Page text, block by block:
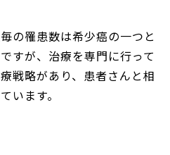
の罹患数は希少癌の一つと
すが、治療を専門に行って
戦略があり、患者さんと相
います。